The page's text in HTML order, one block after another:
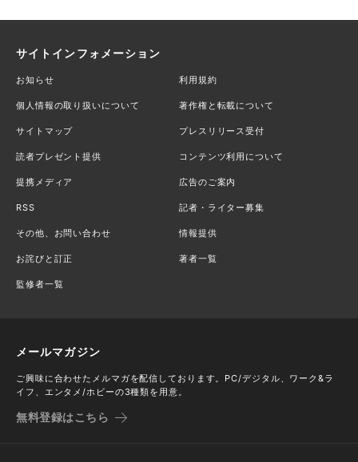
サイトインフォメーション
お知らせ 利用規約
個人情報の取り扱いについて 著作権と転載について
サイトマップ プレスリリース受付
読者プレゼント提供 コンテンツ利用について
提携メディア 広告のご案内
RSS 記者・ライター募集
その他、お問い合わせ 情報提供
お詫びと訂正 著者一覧
監修者一覧
メールマガジン
ご興味に合わせたメルマガを配信しております。PC/デジタル、ワーク&ラ
イフ、エンタメ/ホビーの3種類を用意。
無料登録はこちら